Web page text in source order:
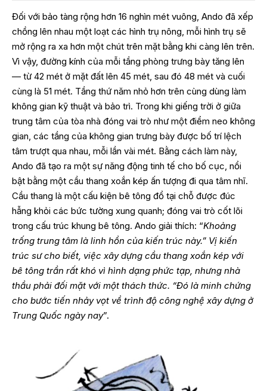
Đối với bảo tàng rộng hơn 16 nghìn mét vuông, Ando đã xếp
chồng lên nhau một loạt các hình trụ nông, mỗi hình trụ sẽ
mở rộng ra xa hơn một chút trên mặt bằng khi càng lên trên.
Vì vậy, đường kính của mỗi tầng phòng trưng bày tăng lên
— từ 42 mét ở mặt đất lên 45 mét, sau đó 48 mét và cuối
cùng là 51 mét. Tầng thứ năm nhỏ hơn trên cùng dùng làm
không gian kỹ thuật và bảo trì. Trong khi giếng trời ở giữa
trung tâm của tòa nhà đóng vai trò như một điểm neo không
gian, các tầng của không gian trưng bày được bố trí lệch
tâm trượt qua nhau, mỗi lần vài mét. Bằng cách làm này,
Ando đã tạo ra một sự năng động tinh tế cho bố cục, nổi
bật bằng một cầu thang xoắn kép ấn tượng đi qua tâm nhĩ.
Cầu thang là một cấu kiện bê tông đổ tại chỗ được đúc
hẫng khỏi các bức tường xung quanh; đóng vai trò cốt lõi
trong cấu trúc khung bê tông. Ando giải thích: “Khoảng
trống trung tâm là linh hồn của kiến trúc này.” Vị kiến
trúc sư cho biết, việc xây dựng cầu thang xoắn kép với
bê tông trần rất khó vì hình dạng phức tạp, nhưng nhà
thầu phải đối mặt với một thách thức. “Đó là minh chứng
cho bước tiến nhảy vọt về trình độ công nghệ xây dựng ở
Trung Quốc ngày nay”.